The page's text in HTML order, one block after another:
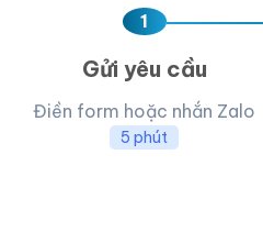
1
Gửi yêu cầu
Điền form hoặc nhắn Zalo
5 phút